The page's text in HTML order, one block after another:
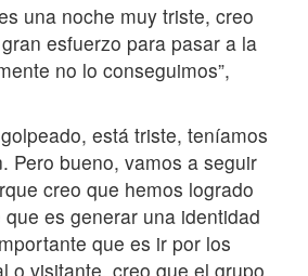
una noche muy triste, creo
esfuerzo para pasar a la
no lo conseguimos”,
está triste, teníamos
Pero bueno, vamos a seguir
creo que hemos logrado
es generar una identidad
que es ir por los
o visitante, creo que el grupo